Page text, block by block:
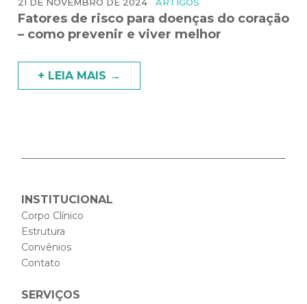
Fatores de risco para doenças do coração
– como prevenir e viver melhor
+ LEIA MAIS →
INSTITUCIONAL
Corpo Clínico
Estrutura
Convênios
Contato
SERVIÇOS